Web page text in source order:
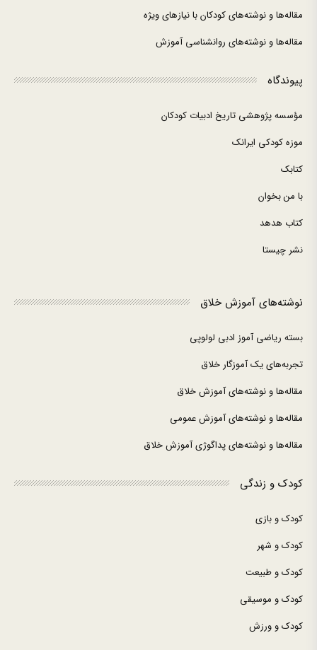
مقاله‌ها و نوشته‌های کودکان با نیازهای ویژه
مقاله‌ها و نوشته‌های روانشناسی آموزش
پیوندگاه
مؤسسه پژوهشی تاریخ ادبیات کودکان
موزه کودکی ایرانک
کتابک
با من بخوان
کتاب هدهد
نشر چیستا
نوشته‌های آموزش خلاق
بسته ریاضی آموز ادبی لولوپی
تجربه‌های یک آموزگار خلاق
مقاله‌ها و نوشته‌های آموزش خلاق
مقاله‌ها و نوشته‌های آموزش عمومی
مقاله‌ها و نوشته‌های پداگوژی آموزش خلاق
کودک و زندگی
کودک و بازی
کودک و شهر
کودک و طبیعت
کودک و موسیقی
کودک و ورزش